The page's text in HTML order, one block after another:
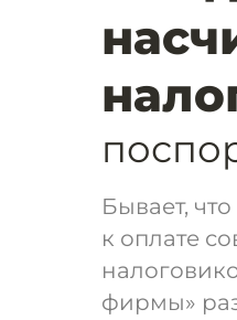
Бывает,
к оплате
фирмы»